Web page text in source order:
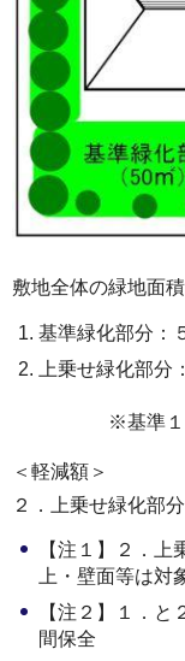
敷地全体の緑地面
基準緑化部分：
上乗せ緑化部
※基準１
＜軽減額＞
２．上乗せ緑化部
【注１】２．
上・壁面等は対
【注２】１．
間保全